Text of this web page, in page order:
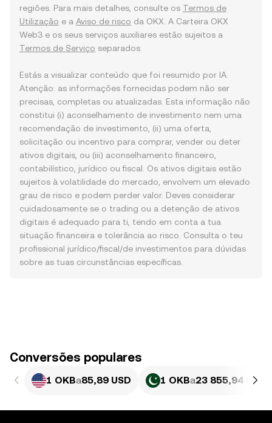
regiões. Para mais detalhes, consulte os Termos de
Utilização e a Aviso de risco da OKX. A Carteira OKX
Web3 e os seus serviços auxiliares estão sujeitos a
Termos de Serviço separados.
Estás a visualizar conteúdo que foi resumido por IA.
Atenção: as informações fornecidas podem não ser
precisas, completas ou atualizadas. Esta informação não
constitui (i) aconselhamento de investimento nem uma
recomendação de investimento, (ii) uma oferta,
solicitação ou incentivo para comprar, vender ou deter
ativos digitais, ou (iii) aconselhamento financeiro,
contabilístico, jurídico ou fiscal. Os ativos digitais estão
sujeitos à volatilidade do mercado, envolvem um elevado
grau de risco e podem perder valor. Deves considerar
cuidadosamente se o trading ou a detenção de ativos
digitais é adequado para ti, tendo em conta a tua
situação financeira e tolerância ao risco. Consulta o teu
profissional jurídico/fiscal/de investimentos para dúvidas
sobre as tuas circunstâncias específicas.
Conversões populares
1 OKBa85,89 USD 1 OKBa23 855,94 PKR